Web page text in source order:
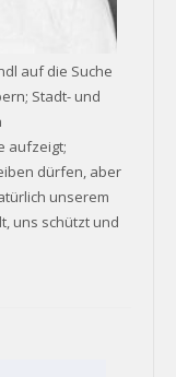
auf die Suche
Stadt- und
aufzeigt;
dürfen, aber
unserem
uns schützt und